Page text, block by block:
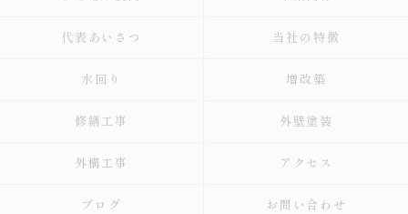
代表あいさつ 当社の特徴
水回り 増改築
修繕工事 外壁塗装
外構工事 アクセス
ブログ お問い合わせ